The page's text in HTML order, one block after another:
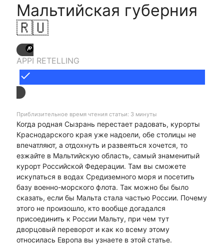
Мальтийская губерния
🇷🇺
APPI RETELLING
done
Приблизительное время чтения статьи: 3 минуты
Когда родная Сызрань перестает радовать, курорты
Краснодарского края уже надоели, обе столицы не
впечатляют, а отдохнуть и развеяться хочется, то
езжайте в Мальтийскую область, самый знаменитый
курорт Российской Федерации. Там вы сможете
искупаться в водах Средиземного моря и посетить
базу военно-морского флота. Так можно бы было
сказать, если бы Мальта стала частью России. Почему
этого не произошло, кто вообще догадался
присоединить к России Мальту, при чем тут
дворцовый переворот и как ко всему этому
относилась Европа вы узнаете в этой статье.